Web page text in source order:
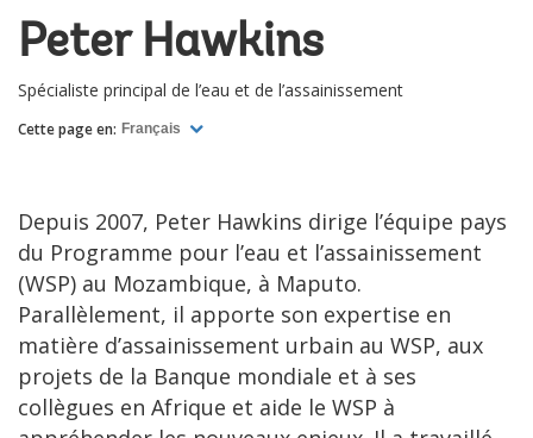
Peter Hawkins
Spécialiste principal de l’eau et de l’assainissement
Cette page en: Français
Depuis 2007, Peter Hawkins dirige l’équipe pays
du Programme pour l’eau et l’assainissement
(WSP) au Mozambique, à Maputo.
Parallèlement, il apporte son expertise en
matière d’assainissement urbain au WSP, aux
projets de la Banque mondiale et à ses
collègues en Afrique et aide le WSP à